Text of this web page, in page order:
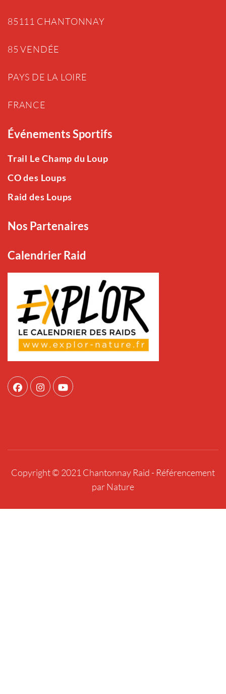
85111 CHANTONNAY
85 VENDÉE
PAYS DE LA LOIRE
FRANCE
Événements Sportifs
Trail Le Champ du Loup
CO des Loups
Raid des Loups
Nos Partenaires
Calendrier Raid
Copyright © 2021 Chantonnay Raid - Référencement
par Nature